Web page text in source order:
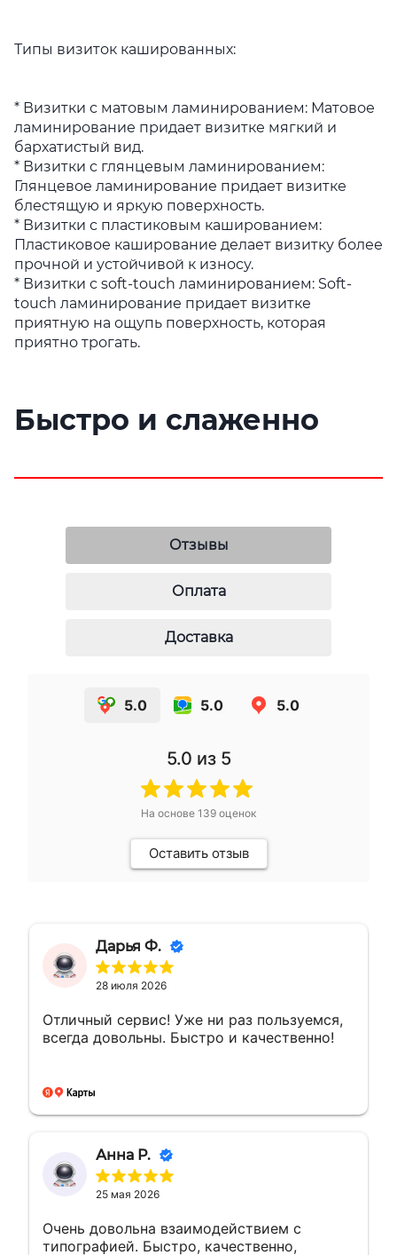
Типы визиток кашированных:
* Визитки с матовым ламинированием: Матовое
ламинирование придает визитке мягкий и
бархатистый вид.
* Визитки с глянцевым ламинированием:
Глянцевое ламинирование придает визитке
блестящую и яркую поверхность.
* Визитки с пластиковым кашированием:
Пластиковое каширование делает визитку более
прочной и устойчивой к износу.
* Визитки с soft-touch ламинированием: Soft-
touch ламинирование придает визитке
приятную на ощупь поверхность, которая
приятно трогать.
Быстро и слаженно
Отзывы
Оплата
Доставка
5.0 5.0 5.0
5.0 из 5
На основе 139 оценок
Оставить отзыв
Дарья Ф.
28 июля 2026
Отличный сервис! Уже ни раз пользуемся,
всегда довольны. Быстро и качественно!
Анна Р.
25 мая 2026
Очень довольна взаимодействием с
типографией. Быстро, качественно,